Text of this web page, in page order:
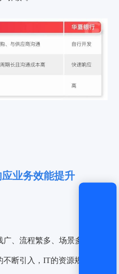
业务效能提升
、流程繁多、场景多元，随
断引入，IT的资源规模更是
获取验证码